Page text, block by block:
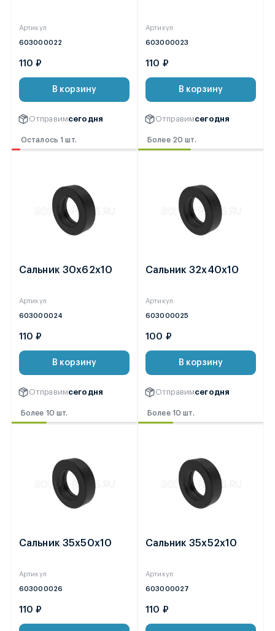
Артикул
603000022
110 ₽
В корзину
Отправимсегодня
Осталось 1 шт.
Артикул
603000023
110 ₽
В корзину
Отправимсегодня
Более 20 шт.
Сальник 30х62х10
Артикул
603000024
110 ₽
В корзину
Отправимсегодня
Более 10 шт.
Сальник 32х40х10
Артикул
603000025
100 ₽
В корзину
Отправимсегодня
Более 10 шт.
Сальник 35х50х10
Артикул
603000026
110 ₽
Сальник 35х52х10
Артикул
603000027
110 ₽